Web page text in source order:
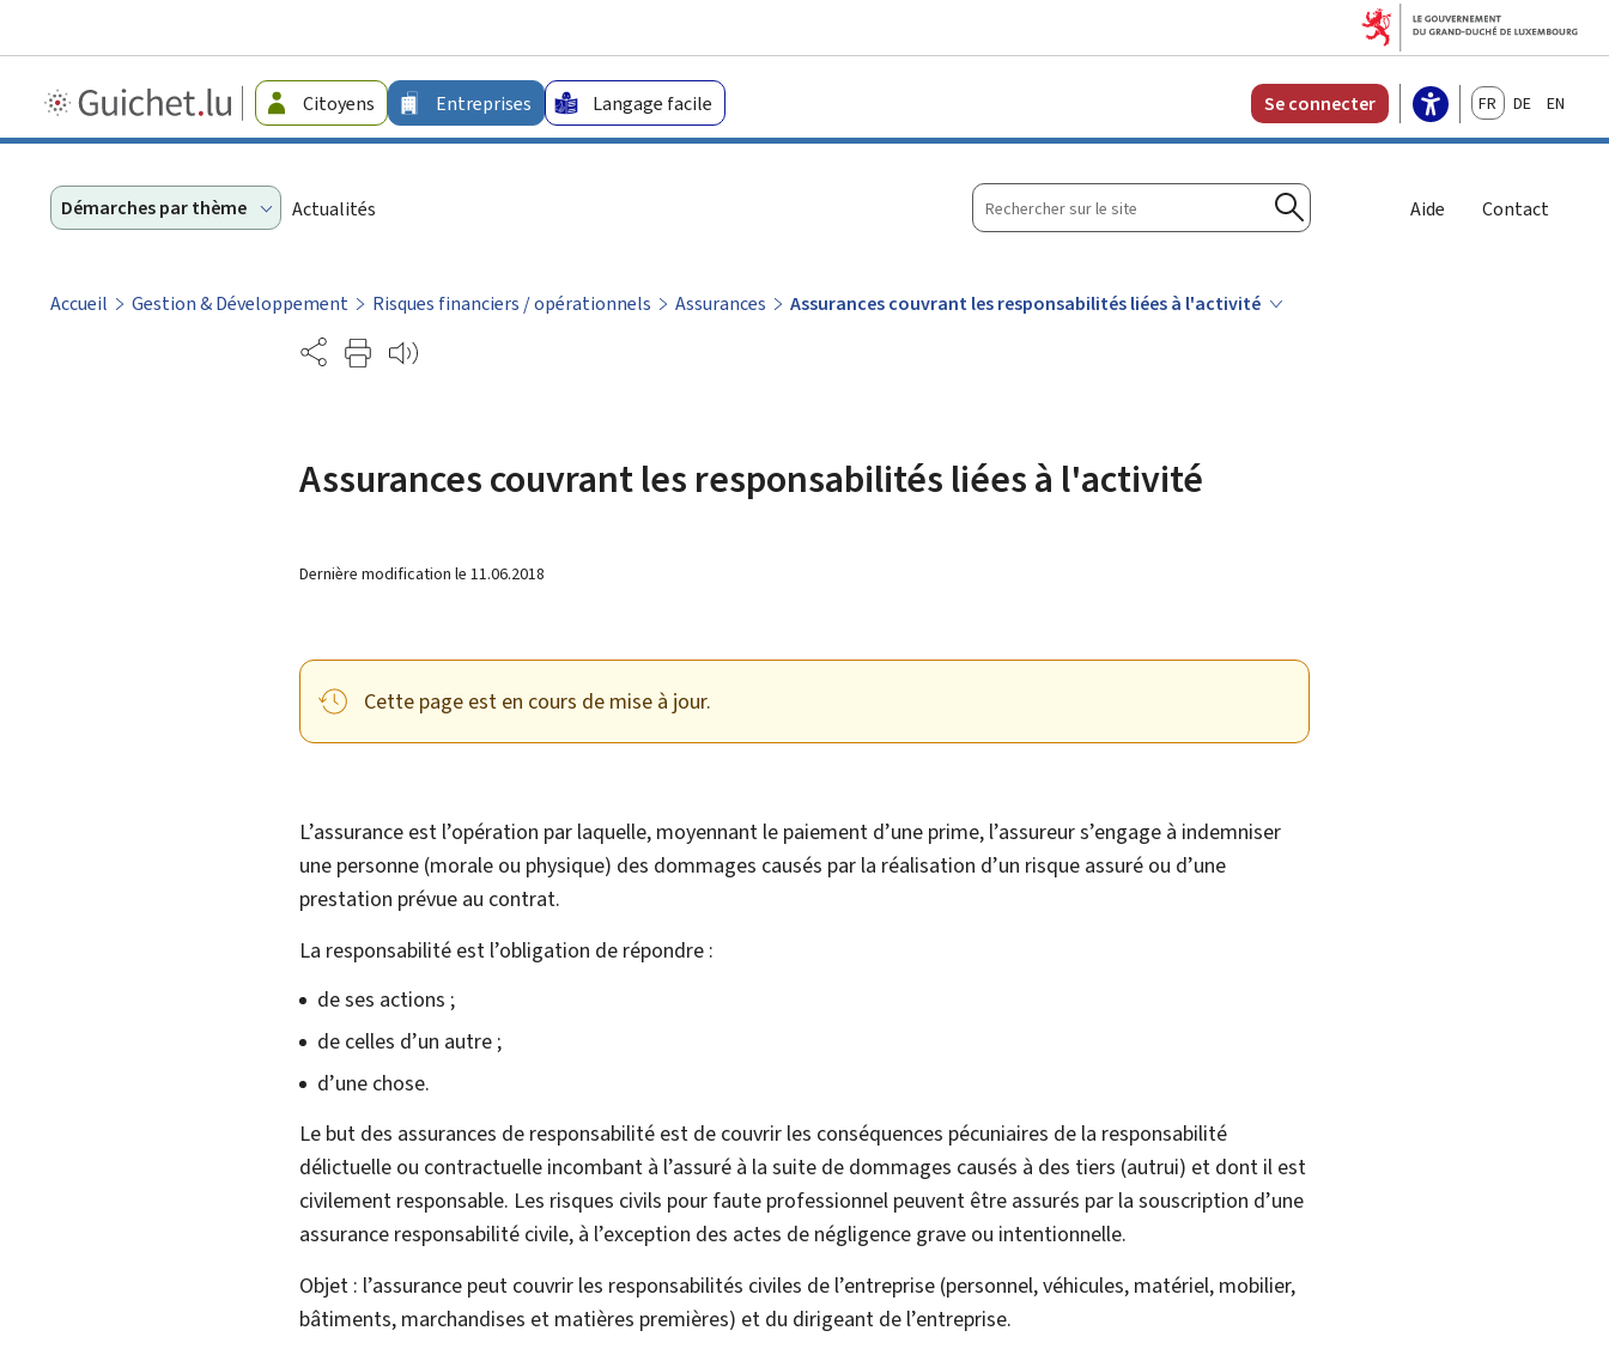
Guichet.lu
-
Citoyens Entreprises Langage facile Se connecter FrançaisDeutschEnglish
Démarches par thème Actualités
Rechercher
sur
site
Rechercher
Aide Contact
Accueil Gestion & Développement Risques financiers / opérationnels Assurances
Assurances couvrant les responsabilités liées à l'activité
Partage
Assurances couvrant les responsabilités liées à l'activité
Dernière modification le 11.06.2018
Cette page est en cours de mise à jour.
L’assurance est l’opération par laquelle, moyennant le paiement d’une prime, l’assureur s’engage à indemniser
une personne (morale ou physique) des dommages causés par la réalisation d’un risque assuré ou d’une
prestation prévue au contrat.
La responsabilité est l’obligation de répondre :
de ses actions ;
de celles d’un autre ;
d’une chose.
Le but des assurances de responsabilité est de couvrir les conséquences pécuniaires de la responsabilité
délictuelle ou contractuelle incombant à l’assuré à la suite de dommages causés à des tiers (autrui) et dont il est
civilement responsable. Les risques civils pour faute professionnel peuvent être assurés par la souscription d’une
assurance responsabilité civile, à l’exception des actes de négligence grave ou intentionnelle.
Objet : l’assurance peut couvrir les responsabilités civiles de l’entreprise (personnel, véhicules, matériel, mobilier,
bâtiments, marchandises et matières premières) et du dirigeant de l’entreprise.